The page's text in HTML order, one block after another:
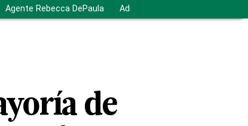
Agente Rebecca DePaula Adriano Espaillat
de